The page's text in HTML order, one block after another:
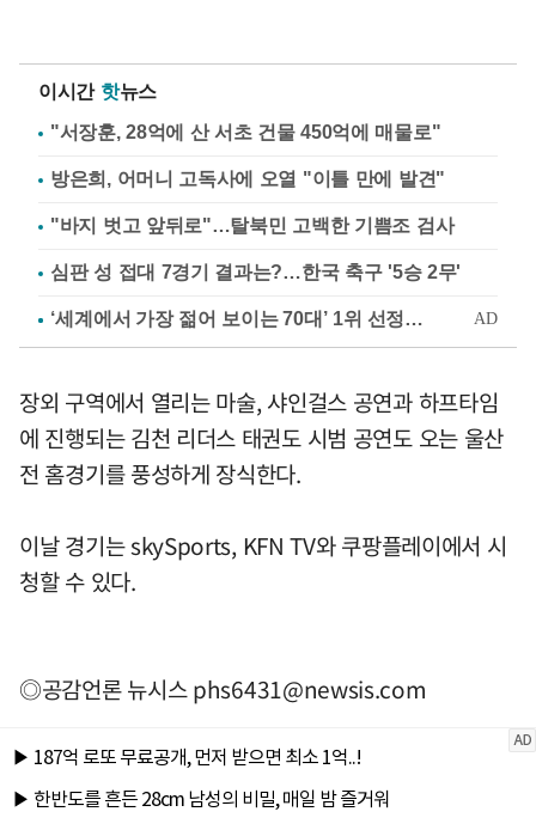
이시간 핫뉴스
"서장훈, 28억에 산 서초 건물 450억에 매물로"
방은희, 어머니 고독사에 오열 "이틀 만에 발견"
"바지 벗고 앞뒤로"…탈북민 고백한 기쁨조 검사
심판 성 접대 7경기 결과는?…한국 축구 '5승 2무'
장외 구역에서 열리는 마술, 샤인걸스 공연과 하프타임
에 진행되는 김천 리더스 태권도 시범 공연도 오는 울산
전 홈경기를 풍성하게 장식한다.
이날 경기는 skySports, KFN TV와 쿠팡플레이에서 시
청할 수 있다.
◎공감언론 뉴시스phs6431@newsis.com